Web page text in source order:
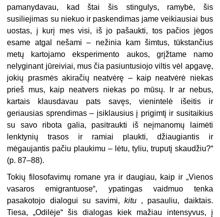
pamanydavau, kad štai šis stingulys, ramybė, šis
susiliejimas su niekuo ir paskendimas jame veikiausiai bus
uostas, į kurį mes visi, iš jo pašaukti, tos pačios jėgos
esame atgal nešami – nežinia kam šimtus, tūkstančius
metų kartojamo eksperimento aukos, grįžtame namo
nelyginant jūreiviai, mus čia pasiuntusiojo viltis vėl apgavę,
jokių prasmės akiračių neatvėrę – kaip neatvėrė niekas
prieš mus, kaip neatvers niekas po mūsų. Ir ar nebus,
kartais klausdavau pats savęs, vienintelė išeitis ir
geriausias sprendimas – įsiklausius į prigimtį ir susitaikius
su savo ribota galia, pasitraukti iš neįmanomų laimėti
lenktynių trasos ir ramiai plaukti, džiaugiantis ir
mėgaujantis pačiu plaukimu – lėtu, tyliu, truputį skaudžiu?“
(p.87–88).
Tokių filosofavimų romane yra ir daugiau, kaip ir „Vienos
vasaros emigrantuose“, ypatingas vaidmuo tenka
pasakotojo dialogui su savimi,kitu , pasauliu, daiktais.
Tiesa, „Odilėje“ šis dialogas kiek mažiau intensyvus, į